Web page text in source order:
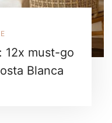
12x must-go
Blanca